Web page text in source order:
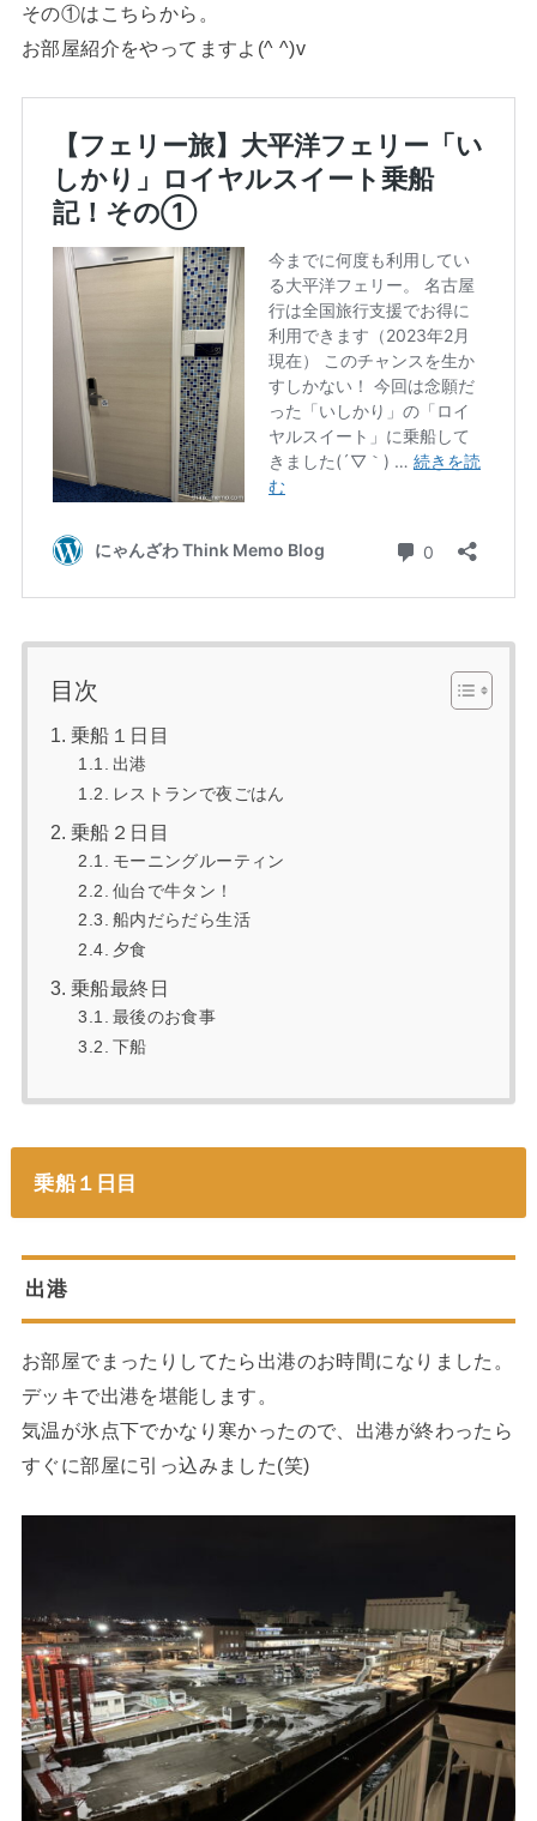
その①はこちらから。
お部屋紹介をやってますよ(^ ^)v
目次
乗船１日目
出港
レストランで夜ごはん
乗船２日目
モーニングルーティン
仙台で牛タン！
船内だらだら生活
夕食
乗船最終日
最後のお食事
下船
乗船１日目
出港
お部屋でまったりしてたら出港のお時間になりました。
デッキで出港を堪能します。
気温が氷点下でかなり寒かったので、出港が終わったら
すぐに部屋に引っ込みました(笑)